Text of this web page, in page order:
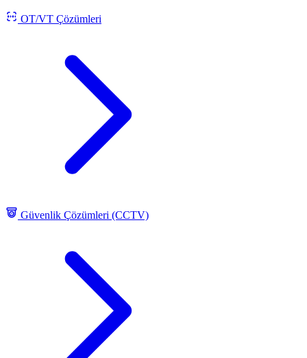
OT/VT Çözümleri
Güvenlik Çözümleri (CCTV)